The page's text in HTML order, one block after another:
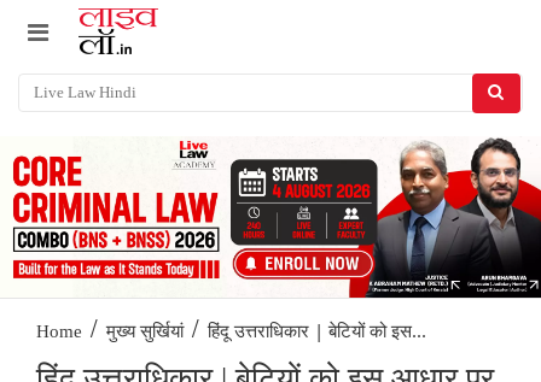
Home / मुख्य सुर्खियां / हिंदू उत्तराधिकार | बेटियों को इस...